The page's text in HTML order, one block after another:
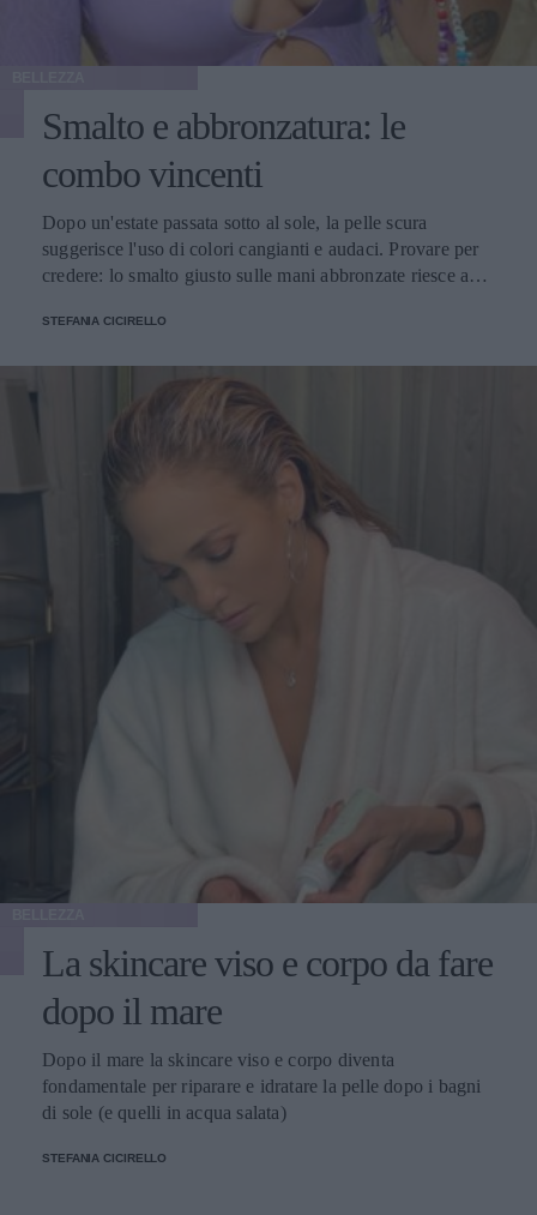
Smalto e abbronzatura: le
combo vincenti
Dopo un'estate passata sotto al sole, la pelle scura
suggerisce l'uso di colori cangianti e audaci. Provare per
credere: lo smalto giusto sulle mani abbronzate riesce a
STEFANIA CICIRELLO
La skincare viso e corpo da fare
dopo il mare
Dopo il mare la skincare viso e corpo diventa
fondamentale per riparare e idratare la pelle dopo i bagni
di sole (e quelli in acqua salata)
STEFANIA CICIRELLO